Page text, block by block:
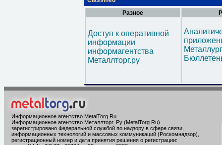
Разное
Доступ к оперативной
информации
информагентства
Металлторг.ру
Информационное агентство MetalTorg.Ru
Информационное агентство Металлторг. Ру (MetalTorg.Ru)
зарегистрировано Федеральной службой по надзору в сфере связи,
информационных технологий и массовых коммуникаций (Роскомнадзор),
регистрационный номер и дата принятия решения о регистрации: